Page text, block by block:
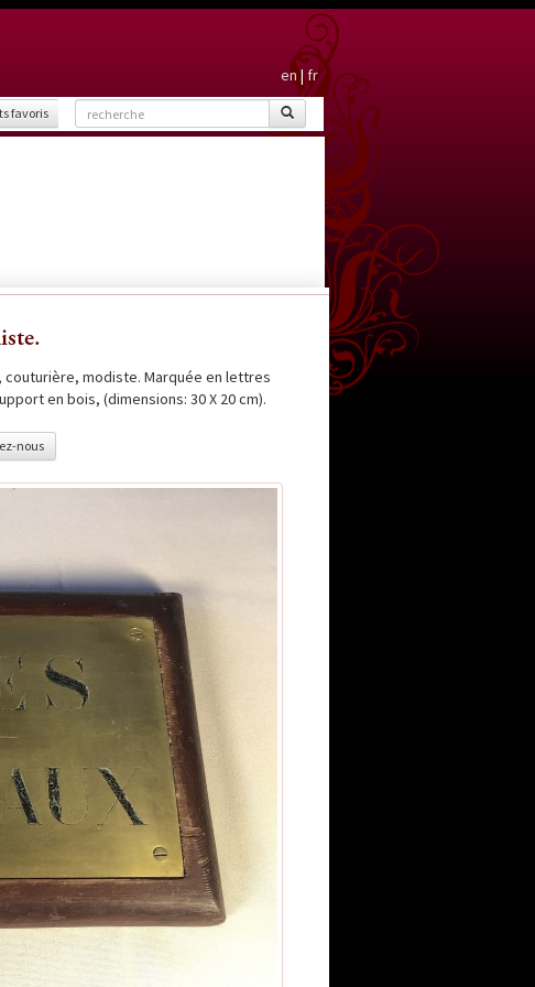
en|fr
favoris
couturière, modiste. Marquée en lettres
en bois, (dimensions: 30 X 20 cm).
nous